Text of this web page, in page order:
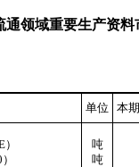
通领域重要生产资
单位
本
）
吨
）
吨